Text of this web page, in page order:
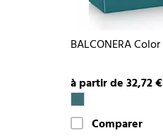
BALCONERA Color
à partir de 32,72 €
Comparer